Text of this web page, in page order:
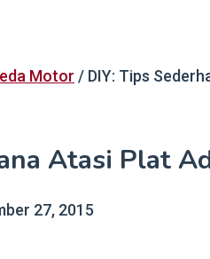
Motor / DIY: Tips
Atasi Plat
27, 2015